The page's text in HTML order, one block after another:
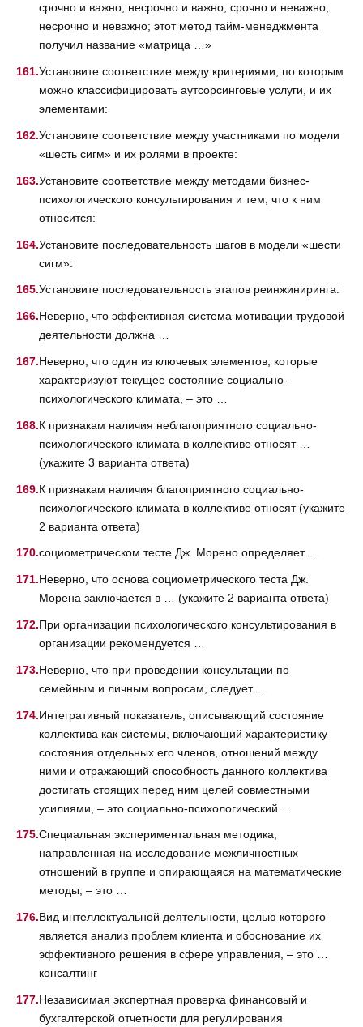
срочно и важно, несрочно и важно, срочно и неважно,
несрочно и неважно; этот метод тайм-менеджмента
получил название «матрица …»
Установите соответствие между критериями, по которым
можно классифицировать аутсорсинговые услуги, и их
элементами:
Установите соответствие между участниками по модели
«шесть сигм» и их ролями в проекте:
Установите соответствие между методами бизнес-
психологического консультирования и тем, что к ним
относится:
Установите последовательность шагов в модели «шести
сигм»:
Установите последовательность этапов реинжиниринга:
Неверно, что эффективная система мотивации трудовой
деятельности должна …
Неверно, что один из ключевых элементов, которые
характеризуют текущее состояние социально-
психологического климата, – это …
К признакам наличия неблагоприятного социально-
психологического климата в коллективе относят …
(укажите 3 варианта ответа)
К признакам наличия благоприятного социально-
психологического климата в коллективе относят (укажите
2 варианта ответа)
социометрическом тесте Дж. Морено определяет …
Неверно, что основа социометрического теста Дж.
Морена заключается в … (укажите 2 варианта ответа)
При организации психологического консультирования в
организации рекомендуется …
Неверно, что при проведении консультации по
семейным и личным вопросам, следует …
Интегративный показатель, описывающий состояние
коллектива как системы, включающий характеристику
состояния отдельных его членов, отношений между
ними и отражающий способность данного коллектива
достигать стоящих перед ним целей совместными
усилиями, – это социально-психологический …
Специальная экспериментальная методика,
направленная на исследование межличностных
отношений в группе и опирающаяся на математические
методы, – это …
Вид интеллектуальной деятельности, целью которого
является анализ проблем клиента и обоснование их
эффективного решения в сфере управления, – это …
консалтинг
Независимая экспертная проверка финансовый и
бухгалтерской отчетности для регулирования